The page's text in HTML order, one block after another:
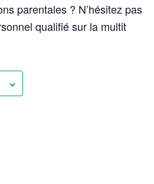
parentales ? N’hésitez pas
qualifié sur la multit